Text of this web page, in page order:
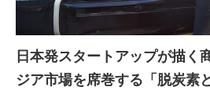
日本発スタートアップが描く
ジア市場を席巻する「脱炭素